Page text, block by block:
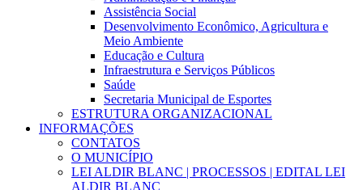
Assistência Social
Desenvolvimento Econômico, Agricultura e
Meio Ambiente
Educação e Cultura
Infraestrutura e Serviços Públicos
Saúde
Secretaria Municipal de Esportes
ESTRUTURA ORGANIZACIONAL
INFORMAÇÕES
CONTATOS
O MUNICÍPIO
LEI ALDIR BLANC | PROCESSOS | EDITAL LEI
ALDIR BLANC